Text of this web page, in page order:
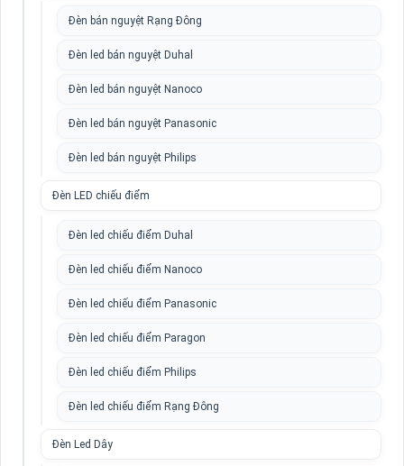
Đèn bán nguyệt Rạng Đông
Đèn led bán nguyệt Duhal
Đèn led bán nguyệt Nanoco
Đèn led bán nguyệt Panasonic
Đèn led bán nguyệt Philips
Đèn LED chiếu điểm
Đèn led chiếu điểm Duhal
Đèn led chiếu điểm Nanoco
Đèn led chiếu điểm Panasonic
Đèn led chiếu điểm Paragon
Đèn led chiếu điểm Philips
Đèn led chiếu điểm Rạng Đông
Đèn Led Dây